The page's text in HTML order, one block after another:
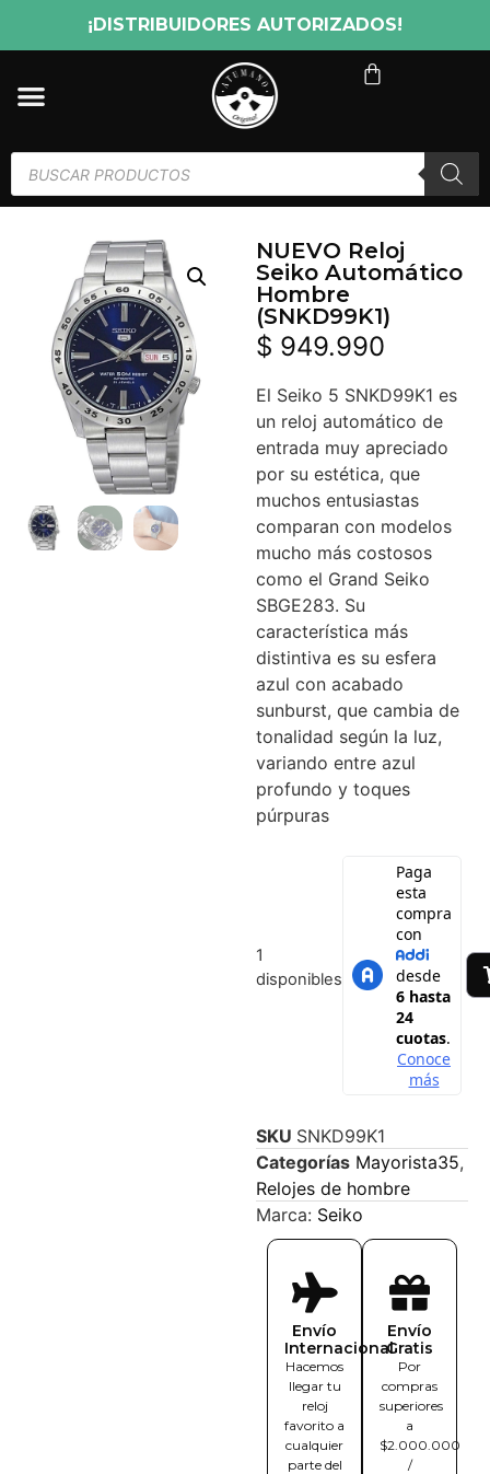
¡DISTRIBUIDORES AUTORIZADOS!
NUEVO Reloj
Seiko Automático
Hombre
(SNKD99K1)
$ 949.990
El Seiko 5 SNKD99K1 es
un reloj automático de
entrada muy apreciado
por su estética, que
muchos entusiastas
comparan con modelos
mucho más costosos
como el Grand Seiko
SBGE283. Su
característica más
distintiva es su esfera
azul con acabado
sunburst, que cambia de
tonalidad según la luz,
variando entre azul
profundo y toques
púrpuras
1
disponibles
SKU SNKD99K1
Categorías Mayorista35,
Relojes de hombre
Marca: Seiko
Envío
Internacional
Hacemos
llegar tu
reloj
favorito a
cualquier
parte del
Envío
Gratis
Por
compras
superiores
a
$2.000.000
/